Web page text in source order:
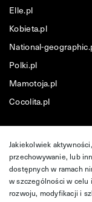
Elle.pl
Kobieta.pl
National-
Polki.pl
Mamotoja.pl
Cocolita.pl
Jakiekolwiek
przechowywanie, lub
dostępnych w ramach
w szczególności w celu
rozwoju, modyfikacji i